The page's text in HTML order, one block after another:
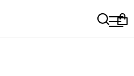
ค้นห
เ